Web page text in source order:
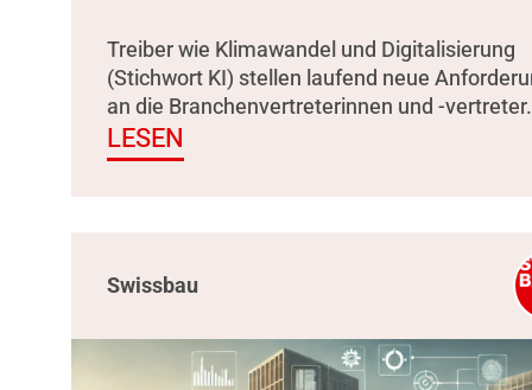
Treiber wie Klimawandel und Digitalisierung
(Stichwort KI) stellen laufend neue
an die Branchenvertreterinnen und -vertreter.
LESEN
Swissbau